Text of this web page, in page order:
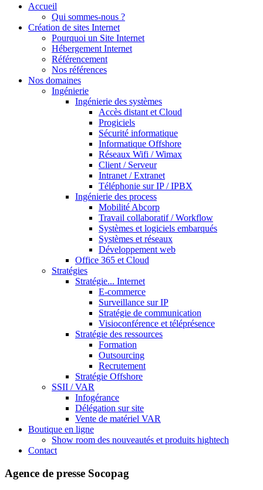
Accueil
Qui sommes-nous ?
Création de sites Internet
Pourquoi un Site Internet
Hébergement Internet
Référencement
Nos références
Nos domaines
Ingénierie
Ingénierie des systèmes
Accès distant et Cloud
Progiciels
Sécurité informatique
Informatique Offshore
Réseaux Wifi / Wimax
Client / Serveur
Intranet / Extranet
Téléphonie sur IP / IPBX
Ingénierie des process
Mobilité Abcorp
Travail collaboratif / Workflow
Systèmes et logiciels embarqués
Systèmes et réseaux
Développement web
Office 365 et Cloud
Stratégies
Stratégie... Internet
E-commerce
Surveillance sur IP
Stratégie de communication
Visioconférence et téléprésence
Stratégie des ressources
Formation
Outsourcing
Recrutement
Stratégie Offshore
SSII / VAR
Infogérance
Délégation sur site
Vente de matériel VAR
Boutique en ligne
Show room des nouveautés et produits hightech
Contact
Agence de presse Socopag